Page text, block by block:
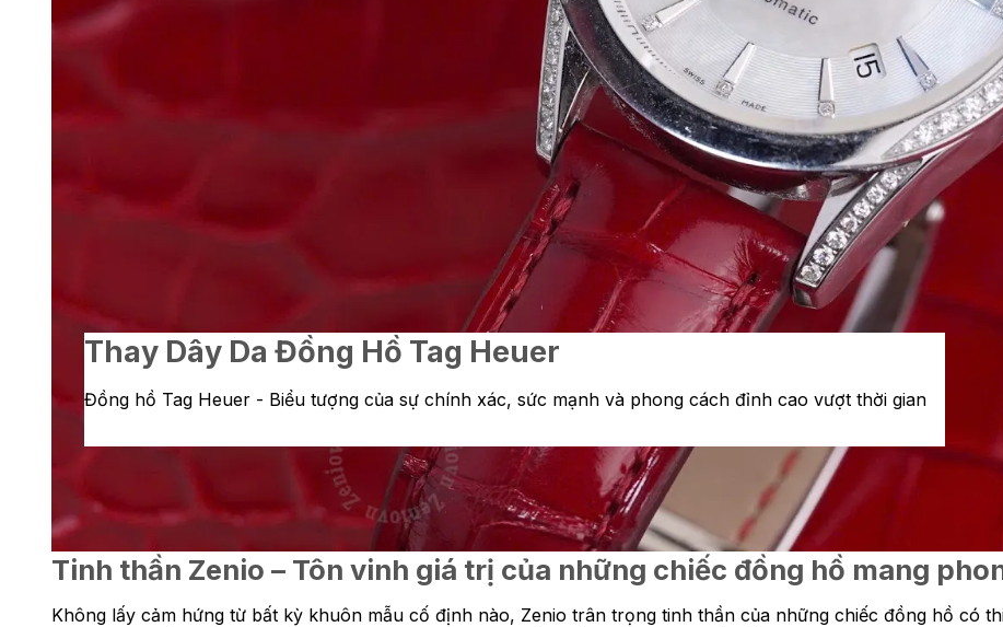
Thay Dây Da Đồng Hồ Tag Heuer
Đồng hồ Tag Heuer - Biểu tượng của sự chính xác, sức mạnh và phong cách đỉnh cao vượt thời gian
Tinh thần Zenio – Tôn vinh giá trị của những chiếc đồng hồ mang
Không lấy cảm hứng từ bất kỳ khuôn mẫu cố định nào, Zenio trân trọng tinh thần của những chiếc đồng hồ có